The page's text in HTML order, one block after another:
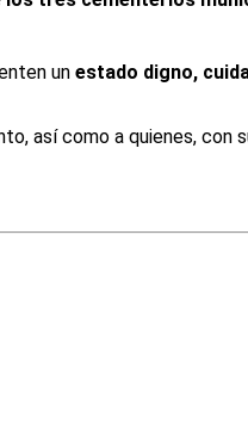
un estado digno,
así como a quienes, con